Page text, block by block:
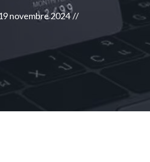
novembre 2024 //